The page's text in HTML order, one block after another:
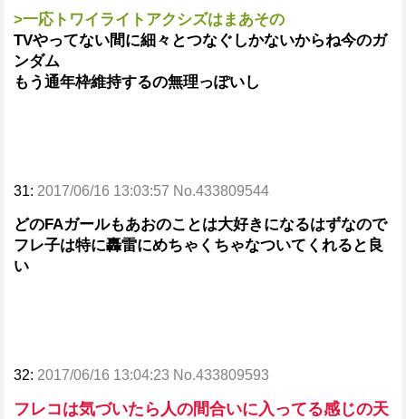
>一応トワイライトアクシズはまあその
TVやってない間に細々とつなぐしかないからね今のガ
ンダム
もう通年枠維持するの無理っぽいし
31: 2017/06/16 13:03:57 No.433809544
どのFAガールもあおのことは大好きになるはずなので
フレ子は特に轟雷にめちゃくちゃなついてくれると良
い
32: 2017/06/16 13:04:23 No.433809593
フレコは気づいたら人の間合いに入ってる感じの天